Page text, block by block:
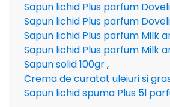
Sapun lichid Plus parfum
Sapun lichid Plus parfum
Sapun lichid Plus parfum Milk
Sapun lichid Plus parfum Milk
Sapun solid 100gr,
Crema de curatat uleiuri si
Sapun lichid spuma Plus 5l